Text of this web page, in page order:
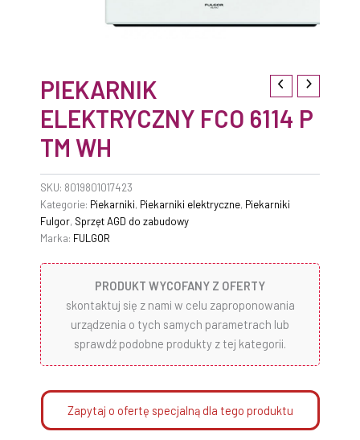
PIEKARNIK
ELEKTRYCZNY FCO 6114 P
TM WH
SKU: 8019801017423
Kategorie: Piekarniki, Piekarniki elektryczne, Piekarniki
Fulgor, Sprzęt AGD do zabudowy
Marka: FULGOR
PRODUKT WYCOFANY Z OFERTY
skontaktuj się z nami w celu zaproponowania
urządzenia o tych samych parametrach lub
sprawdź podobne produkty z tej kategorii.
Zapytaj o ofertę specjalną dla tego produktu